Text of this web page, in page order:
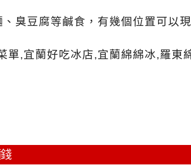
臭豆腐等鹹食，有幾個位置可以